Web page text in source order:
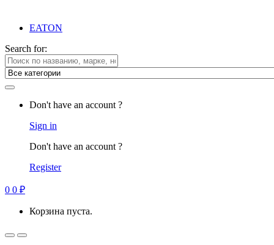
EATON
Search for:
Don't have an account ?
Sign in
Don't have an account ?
Register
0 0 ₽
Корзина пуста.